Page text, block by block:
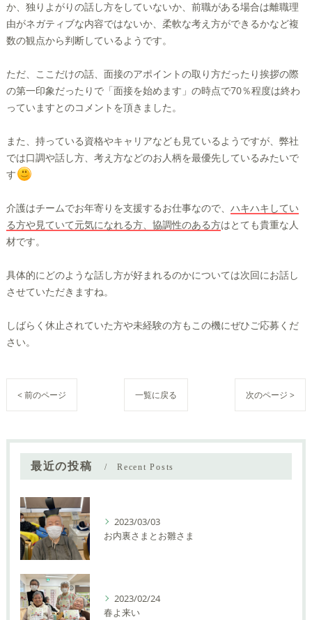
か、独りよがりの話し方をしていないか、前職がある場合は離職理
由がネガティブな内容ではないか、柔軟な考え方ができるかなど複
数の観点から判断しているようです。
ただ、ここだけの話、面接のアポイントの取り方だったり挨拶の際
の第一印象だったりで「面接を始めます」の時点で70％程度は終わ
っていますとのコメントを頂きました。
また、持っている資格やキャリアなども見ているようですが、弊社
では口調や話し方、考え方などのお人柄を最優先しているみたいで
す
介護はチームでお年寄りを支援するお仕事なので、 ハキハキしてい
る方や見ていて元気になれる方、協調性のある方はとても貴重な人
材です。
具体的にどのような話し方が好まれるのかについては次回にお話し
させていただきますね。
しばらく休止されていた方や未経験の方もこの機にぜひご応募くだ
さい。
< 前のページ 一覧に戻る 次のページ >
最近の投稿 Recent Posts
2023/03/03
お内裏さまとお雛さま
2023/02/24
春よ来い